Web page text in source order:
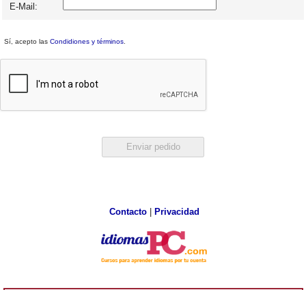
E-Mail:
Sí, acepto las Condidiones y términos
Contacto| Privacidad